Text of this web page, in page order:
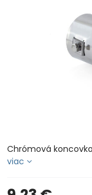
Chrómová
viac